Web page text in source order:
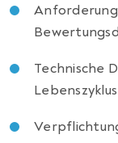
Technische
Lebenszyklus